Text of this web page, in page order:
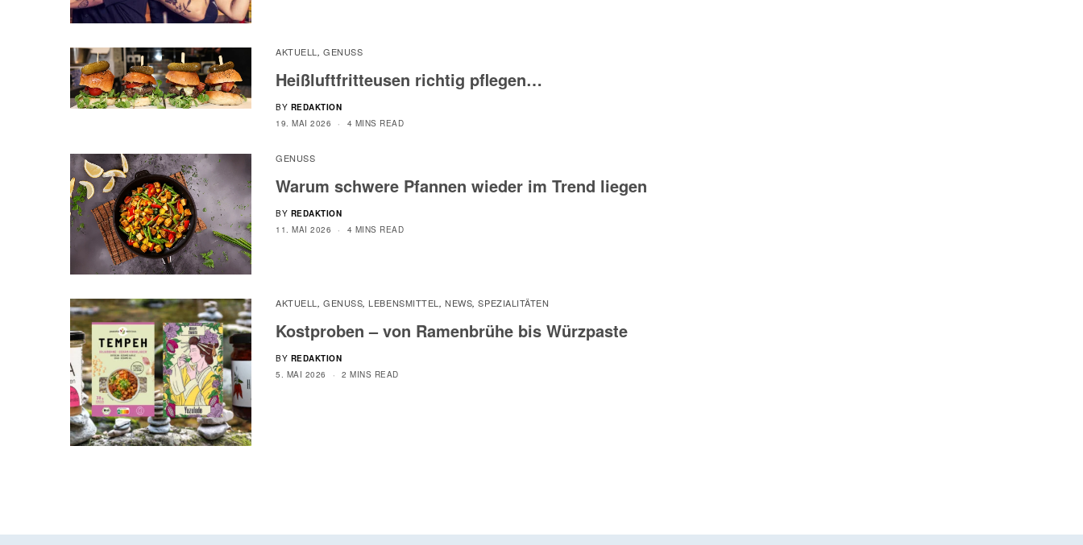
AKTUELL , GENUSS
Heißluftfritteusen richtig pflegen…
BY REDAKTION
19. MAI 2026
4 MINS READ
GENUSS
Warum schwere Pfannen wieder im Trend liegen
BY REDAKTION
11. MAI 2026
4 MINS READ
AKTUELL , GENUSS, LEBENSMITTEL ,NEWS,SPEZIALITÄTEN
Kostproben – von Ramenbrühe bis Würzpaste
BY REDAKTION
5. MAI 2026
2 MINS READ